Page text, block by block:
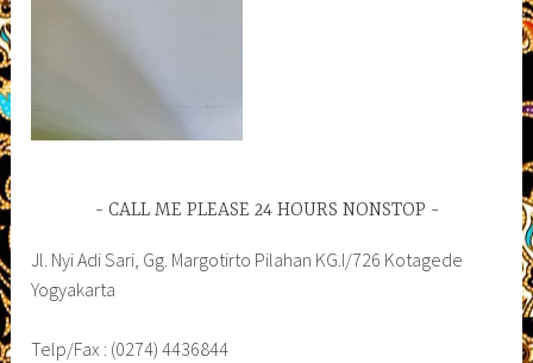
CALL ME PLEASE 24 HOURS NONSTOP
Jl. Nyi Adi Sari, Gg. Margotirto Pilahan KG.I/726 Kotagede
Yogyakarta
Telp/Fax : (0274) 4436844